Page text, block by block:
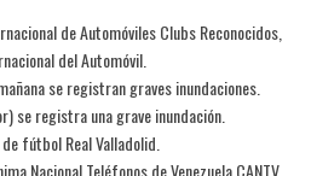
de Automóviles Clubs Reconocidos,
del Automóvil.
se registran graves inundaciones.
se registra una grave inundación.
fútbol Real Valladolid.
Nacional Teléfonos de Venezuela CANTV